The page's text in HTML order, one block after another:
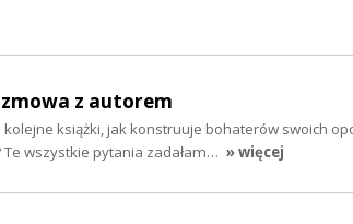
z autorem
kolejne książki, jak konstruuje bohaterów swoich
wszystkie pytania zadałam… » więcej